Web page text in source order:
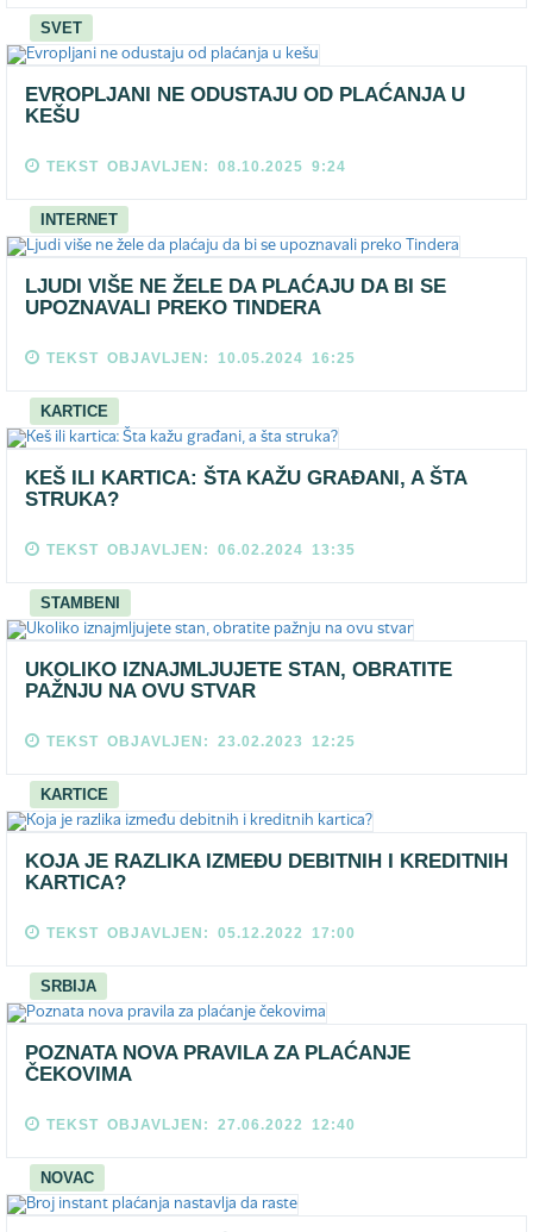
SVET
EVROPLJANI NE ODUSTAJU OD PLAĆANJA U
KEŠU
TEKST OBJAVLJEN: 08.10.2025 9:24
INTERNET
LJUDI VIŠE NE ŽELE DA PLAĆAJU DA BI SE
UPOZNAVALI PREKO TINDERA
TEKST OBJAVLJEN: 10.05.2024 16:25
KARTICE
KEŠ ILI KARTICA: ŠTA KAŽU GRAĐANI, A ŠTA
STRUKA?
TEKST OBJAVLJEN: 06.02.2024 13:35
STAMBENI
UKOLIKO IZNAJMLJUJETE STAN, OBRATITE
PAŽNJU NA OVU STVAR
TEKST OBJAVLJEN: 23.02.2023 12:25
KARTICE
KOJA JE RAZLIKA IZMEĐU DEBITNIH I KREDITNIH
KARTICA?
TEKST OBJAVLJEN: 05.12.2022 17:00
SRBIJA
POZNATA NOVA PRAVILA ZA PLAĆANJE
ČEKOVIMA
TEKST OBJAVLJEN: 27.06.2022 12:40
NOVAC